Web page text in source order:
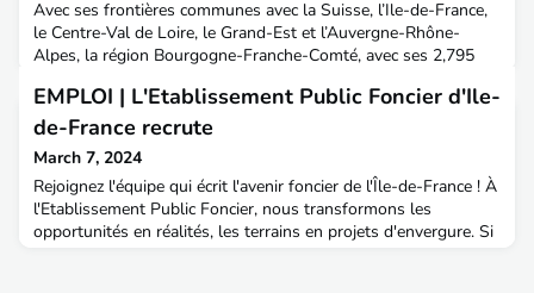
Avec ses frontières communes avec la Suisse, l’Ile-de-France,
le Centre-Val de Loire, le Grand-Est et l’Auvergne-Rhône-
Alpes, la région Bourgogne-Franche-Comté, avec ses 2,795
privilégiée au milieu de l’Europe. Population : 2,795 millions,
Superficie : 47 784 km², Population active : 1 242 882
personnes, 8 départements : Côte-d’Or, Do
EMPLOI | L'Etablissement Public Foncier d'Ile-
de-France recrute
March 7, 2024
Rejoignez l'équipe qui écrit l'avenir foncier de l'Île-de-France ! À
l'Etablissement Public Foncier, nous transformons les
opportunités en réalités, les terrains en projets d'envergure. Si